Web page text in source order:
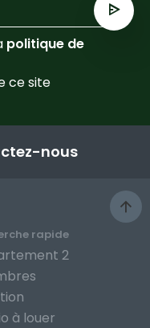
politique de
ce site
nous
rapide
2
à louer